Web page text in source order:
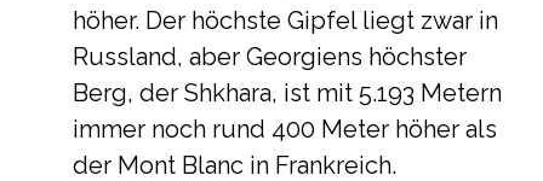
höher. Der höchste Gipfel liegt zwar in
Russland, aber Georgiens höchster
Berg, der Shkhara, ist mit 5.193 Metern
immer noch rund 400 Meter höher als
der Mont Blanc in Frankreich.